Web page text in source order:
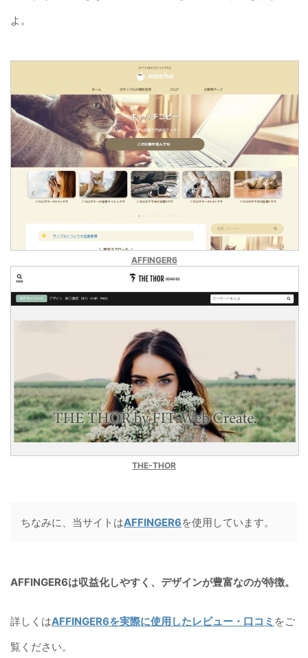
よ。
AFFINGER6
THE-THOR
ちなみに、当サイトはAFFINGER6を使用しています。
AFFINGER6は収益化しやすく、デザインが豊富なのが特徴。
詳しくはAFFINGER6を実際に使用したレビュー・口コミ をご
覧ください。